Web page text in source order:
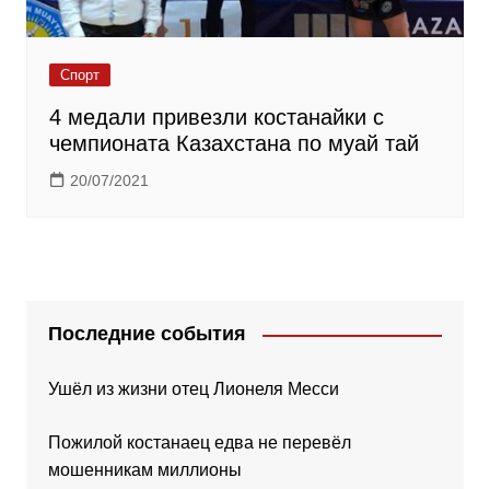
Спорт
4 медали привезли костанайки с
чемпионата Казахстана по муай тай
20/07/2021
Последние события
Ушёл из жизни отец Лионеля Месси
Пожилой костанаец едва не перевёл
мошенникам миллионы